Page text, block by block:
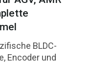
BLDC-
Encoder und